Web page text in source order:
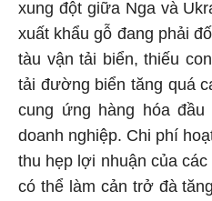
xung đột giữa Nga và
xuất khẩu gỗ đang phải
tàu vận tải biển, thiếu
tải đường biển tăng quá
cung ứng hàng hóa
doanh nghiệp. Chi phí
thu hẹp lợi nhuận của
có thể làm cản trở đà